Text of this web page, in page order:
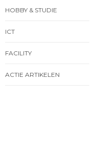
HOBBY & STUDIE
ICT
FACILITY
ACTIE ARTIKELEN